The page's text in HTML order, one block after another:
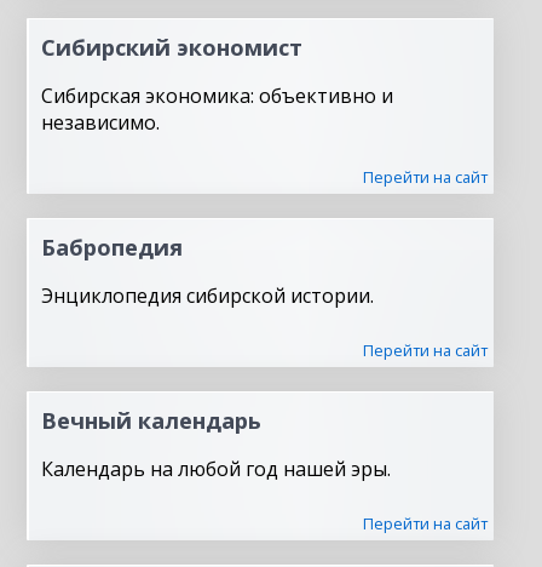
Сибирский экономист
Сибирская экономика: объективно и
независимо.
Перейти на сайт
Бабропедия
Энциклопедия сибирской истории.
Перейти на сайт
Вечный календарь
Календарь на любой год нашей эры.
Перейти на сайт